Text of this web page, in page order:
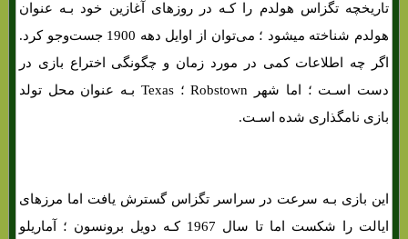
تاریخچه تگزاس هولدم را کـه در روزهای آغازین خود بـه عنوان
هولدم شناخته میشود ؛ می‌توان از اوایل دهه 1900 جست‌وجو کرد.
اگر چه اطلاعات کمی در مورد زمان و چگونگی اختراع بازی در
دست اسـت ؛ اما شهر Robstown ؛ Texas بـه عنوان محل تولد
بازی نامگذاری شده اسـت.
این بازی بـه سرعت در سراسر تگزاس گسترش یافت اما مرزهای
ایالت را شکست اما تا سال 1967 کـه دویل برونسون ؛ آماریلو